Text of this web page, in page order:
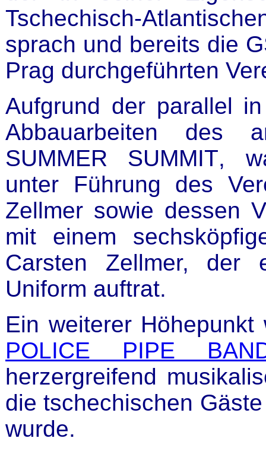
Tschechisch-
sprach und bereits die
Prag durchgeführten
Aufgrund der parallel
Abbauarbeiten des
SUMMER SUMMIT,
unter Führung des
Zellmer sowie dessen
mit einem
Carsten Zellmer, der
Uniform auftrat.
Ein weiterer
POLICE PIPE
herzergreifend
die tschechischen
wurde.